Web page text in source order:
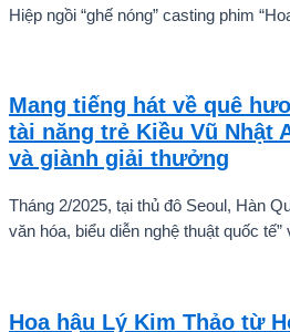
Hiệp ngồi “ghế nóng” casting phim
Mang tiếng hát về quê
tài năng trẻ Kiều Vũ Nhật
và giành giải thưởng
Tháng 2/2025, tại thủ đô Seoul, Hàn
văn hóa, biểu diễn nghệ thuật quốc
Hoa hậu Lý Kim Thảo từ